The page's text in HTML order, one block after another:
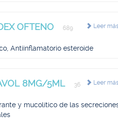
Leer
OFTENO
689
Antiinflamatorio esteroide
Leer
8MG/5ML
36
y mucolítico de las